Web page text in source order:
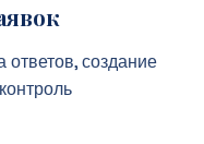
ответов, создание